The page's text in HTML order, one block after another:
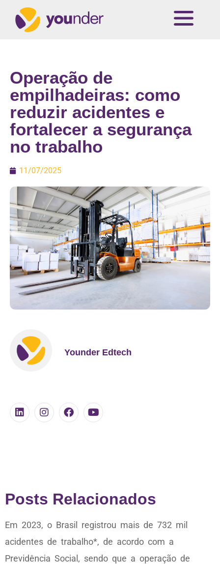
Operação de
empilhadeiras: como
reduzir acidentes e
fortalecer a segurança
no trabalho
11/07/2025
Younder Edtech
Posts Relacionados
Em 2023, o Brasil registrou mais de 732 mil
acidentes de trabalho*, de acordo com a
Previdência Social, sendo que a operação de